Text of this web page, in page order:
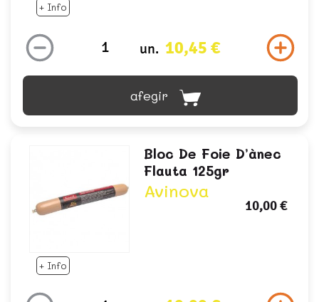
+ Info
un. 10,45 €
afegir
+ Info
Bloc De Foie D’ànec
Flauta 125gr
Avinova
10,00 €